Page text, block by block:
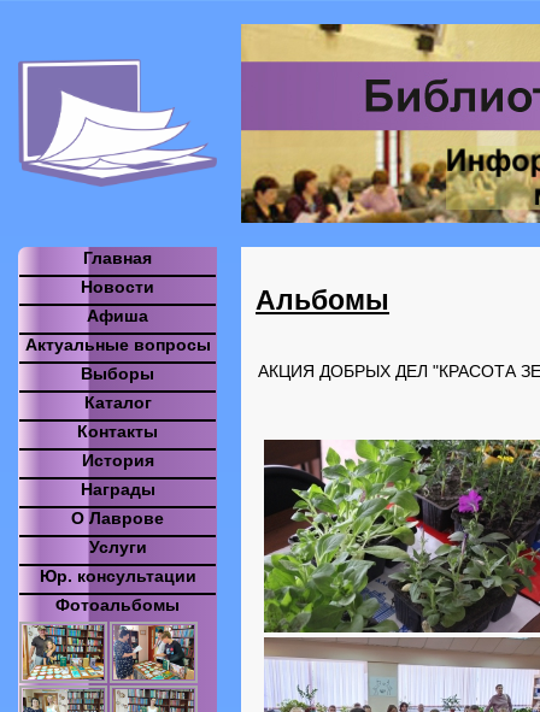
Альбомы
АКЦИЯ ДОБРЫХ ДЕЛ "КРАСОТА
Главная
Новости
Афиша
Актуальные вопросы
Выборы
Каталог
Контакты
История
Награды
О Лаврове
Услуги
Юр. консультации
Фотоальбомы